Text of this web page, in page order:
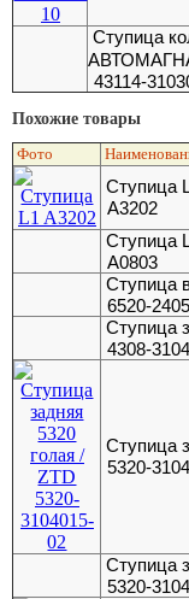
Ступица
43114-
Похожие товары
Фото
Ступица
A3202
Ступица
A0803
Ступица
6520-
Ступица
4308-
Ступица
5320-
Ступица
5320-